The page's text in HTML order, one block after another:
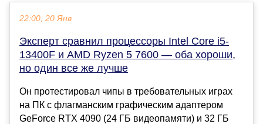
22:00, 20 Янв
Эксперт сравнил процессоры Intel Core i5-
13400F и AMD Ryzen 5 7600 — оба хороши,
но один все же лучше
Он протестировал чипы в требовательных играх
на ПК с флагманским графическим адаптером
GeForce RTX 4090 (24 ГБ видеопамяти) и 32 ГБ